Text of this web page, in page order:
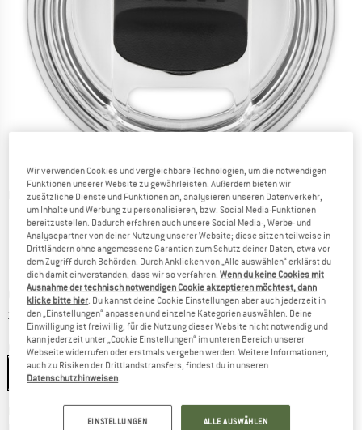
Detailansichten
Preis:
CHF11.95 inkl. MwSt., zollfreie Lieferung
zzgl. VersandkostenInformationen zu den Versandkosten. Öffnet sich in
Grösse:One Size
One Size
Lieferzeit: 3-5 WerktageDer Link öffnet sich in einer Infobox und
Wir verwenden Cookies und vergleichbare Technologien, um die notwendigen
Funktionen unserer Website zu gewährleisten. Außerdem bieten wir
zusätzliche Dienste und Funktionen an, analysieren unseren Datenverkehr,
um Inhalte und Werbung zu personalisieren, bzw. Social Media-Funktionen
bereitzustellen. Dadurch erfahren auch unsere Social Media-, Werbe- und
Analysepartner von deiner Nutzung unserer Website; diese sitzen teilweise in
Drittländern ohne angemessene Garantien zum Schutz deiner Daten, etwa vor
dem Zugriff durch Behörden. Durch Anklicken von „Alle auswählen“ erklärst du
dich damit einverstanden, dass wir so verfahren.Wenn du keine Cookies mit
Ausnahme der technisch notwendigen Cookie akzeptieren möchtest, dann
klicke bitte hier. Du kannst deine Cookie Einstellungen aber auch jederzeit in
den „Einstellungen“ anpassen und einzelne Kategorien auswählen. Deine
Einwilligung ist freiwillig, für die Nutzung dieser Website nicht notwendig und
kann jederzeit unter „Cookie Einstellungen“ im unteren Bereich unserer
Webseite widerrufen oder erstmals vergeben werden. Weitere Informationen,
auch zu Risiken der Drittlandstransfers, findest du in unseren
Datenschutzhinweisen.
EINSTELLUNGEN ALLE AUSWÄHLEN